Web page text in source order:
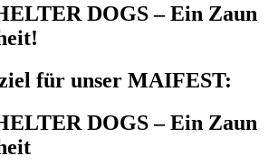
DOGS – Ein Zaun
für unser MAIFEST:
DOGS – Ein Zaun